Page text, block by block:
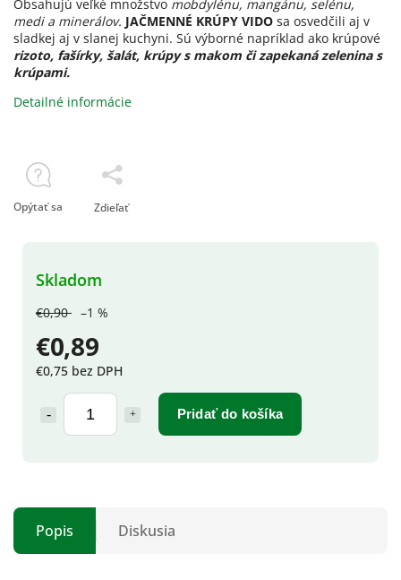
€0,90 –1 %
€0,89
€0,75 bez DPH
Pridať do košíka
Skladom
Obsahujú veľké množstvo mobdylénu, mangánu, selénu,
medi a minerálov. JAČMENNÉ KRÚPY VIDO sa osvedčili aj v
sladkej aj v slanej kuchyni. Sú výborné napríklad ako krúpové
rizoto, fašírky, šalát, krúpy s makom či zapekaná zelenina s
krúpami.
Detailné informácie
Opýtať sa Zdieľať
Popis Diskusia